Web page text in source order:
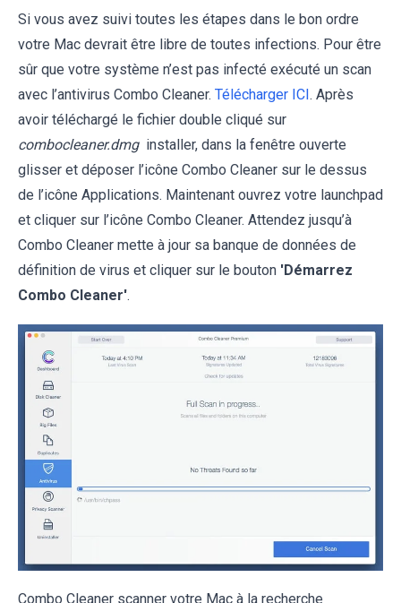
Si vous avez suivi toutes les étapes dans le bon ordre
votre Mac devrait être libre de toutes infections. Pour être
sûr que votre système n’est pas infecté exécuté un scan
avec l’antivirus Combo Cleaner. Télécharger ICI. Après
avoir téléchargé le fichier double cliqué sur
combocleaner.dmg installer, dans la fenêtre ouverte
glisser et déposer l’icône Combo Cleaner sur le dessus
de l’icône Applications. Maintenant ouvrez votre launchpad
et cliquer sur l’icône Combo Cleaner. Attendez jusqu’à
Combo Cleaner mette à jour sa banque de données de
définition de virus et cliquer sur le bouton 'Démarrez
Combo Cleaner'.
Combo Cleaner scanner votre Mac à la recherche